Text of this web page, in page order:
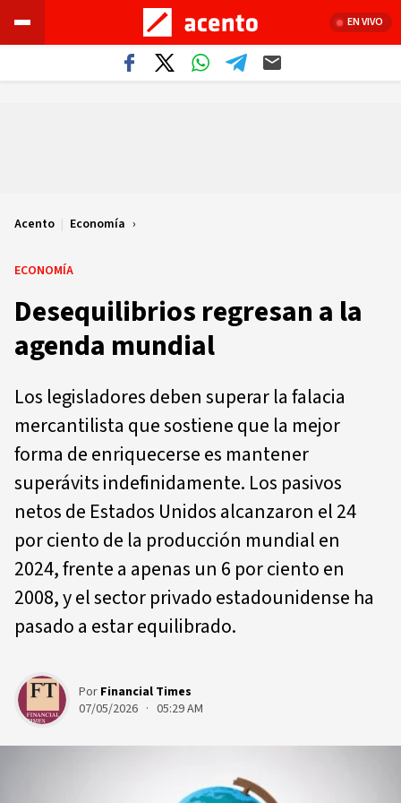
EN VIVO
Acento | Economía
ECONOMÍA
Desequilibrios regresan a la
agenda mundial
Los legisladores deben superar la falacia
mercantilista que sostiene que la mejor
forma de enriquecerse es mantener
superávits indefinidamente. Los pasivos
netos de Estados Unidos alcanzaron el 24
por ciento de la producción mundial en
2024, frente a apenas un 6 por ciento en
2008, y el sector privado estadounidense ha
pasado a estar equilibrado.
Por Financial Times
07/05/2026 · 05:29 AM